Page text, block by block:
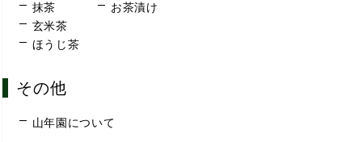
抹茶
玄米茶
ほうじ茶
お茶漬け
その他
山年園について